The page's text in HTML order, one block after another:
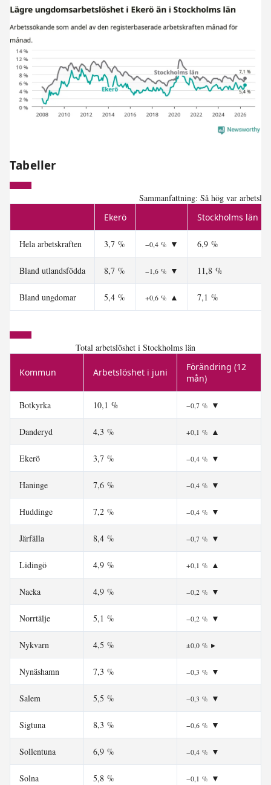
Tabeller
Sammanfattning: Så hög var
Ekerö
Stockholms län
Hela arbetskraften 3,7 % −0,4 % ▼ 6,9 %
Bland utlandsfödda 8,7 % −1,6 % ▼ 11,8 %
Bland ungdomar 5,4 % +0,6 % ▲ 7,1 %
Total arbetslöshet i Stockholms län
Kommun Arbetslöshet i juni
Förändring (12
mån)
Botkyrka 10,1 % −0,7 % ▼
Danderyd 4,3 % +0,1 % ▲
Ekerö 3,7 % −0,4 % ▼
Haninge 7,6 % −0,4 % ▼
Huddinge 7,2 % −0,4 % ▼
Järfälla 8,4 % −0,7 % ▼
Lidingö 4,9 % +0,1 % ▲
Nacka 4,9 % −0,2 % ▼
Norrtälje 5,1 % −0,2 % ▼
Nykvarn 4,5 % ±0,0 % ▸
Nynäshamn 7,3 % −0,3 % ▼
Salem 5,5 % −0,3 % ▼
Sigtuna 8,3 % −0,6 % ▼
Sollentuna 6,9 % −0,4 % ▼
Solna 5,8 % −0,1 % ▼